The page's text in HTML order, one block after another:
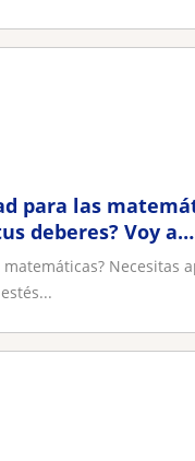
para las
deberes? Voy a
Necesitas